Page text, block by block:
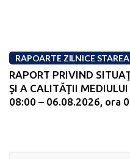
RAPOARTE ZILNICE
RAPORT PRIVIND
ŞI A CALITĂŢII
08:00 – 06.08.2026, ora